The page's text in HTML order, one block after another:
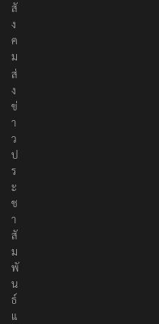
สั
ง
ค
ม
ส่
ง
ข่
า
ว
ป
ร
ะ
ช
า
สั
ม
พั
น
ธ์
แ